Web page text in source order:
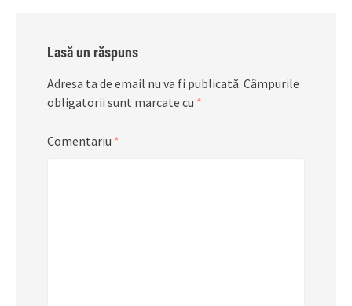
Lasă un răspuns
Adresa ta de email nu va fi publicată. Câmpurile
obligatorii sunt marcate cu *
Comentariu *